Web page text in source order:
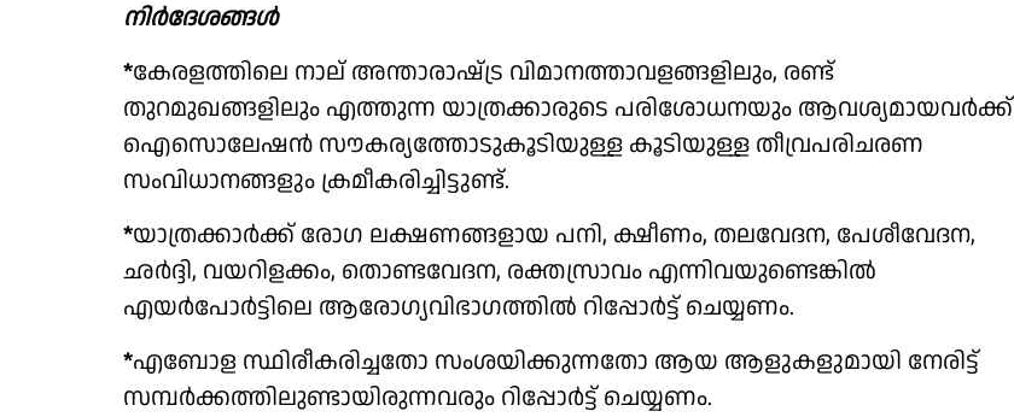
നിർദേശങ്ങൾ
*കേരളത്തിലെ നാല് അന്താരാഷ്‌ട്ര വിമാനത്താവളങ്ങളിലും, രണ്ട്
തുറമുഖങ്ങളിലും എത്തുന്ന യാത്രക്കാരുടെ പരിശോധനയും ആവശ്യമായവര്‍ക്ക്
ഐസൊലേഷൻ സൗകര്യത്തോടുകൂടിയുള്ള കൂടിയുള്ള തീവ്രപരിചരണ
സംവിധാനങ്ങളും ക്രമീകരിച്ചിട്ടുണ്ട്.
*യാത്രക്കാര്‍ക്ക് രോഗ ലക്ഷണങ്ങളായ പനി, ക്ഷീണം, തലവേദന, പേശീവേദന,
ഛര്‍ദ്ദി, വയറിളക്കം, തൊണ്ടവേദന, രക്തസ്രാവം എന്നിവയുണ്ടെങ്കില്‍
എയര്‍പോര്‍ട്ടിലെ ആരോഗ്യവിഭാഗത്തില്‍ റിപ്പോർട്ട് ചെയ്യണം.
*എബോള സ്ഥിരീകരിച്ചതോ സംശയിക്കുന്നതോ ആയ ആളുകളുമായി നേരിട്ട്
സമ്പര്‍ക്കത്തിലുണ്ടായിരുന്നവരും റിപ്പോര്‍ട്ട് ചെയ്യണം.